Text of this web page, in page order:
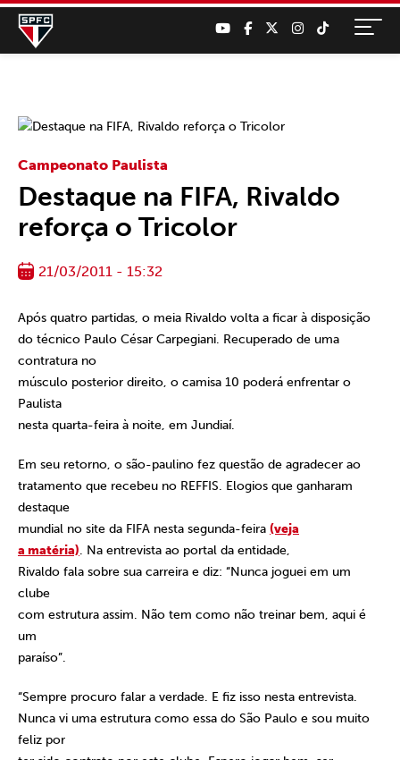
Campeonato Paulista
Destaque na FIFA, Rivaldo
reforça o Tricolor
21/03/2011 - 15:32
Após quatro partidas, o meia Rivaldo volta a ficar à disposição
do técnico Paulo César Carpegiani. Recuperado de uma
contratura no
músculo posterior direito, o camisa 10 poderá enfrentar o
Paulista
nesta quarta-feira à noite, em Jundiaí.
Em seu retorno, o são-paulino fez questão de agradecer ao
tratamento que recebeu no REFFIS. Elogios que ganharam
destaque
mundial no site da FIFA nesta segunda-feira (veja
a matéria). Na entrevista ao portal da entidade,
Rivaldo fala sobre sua carreira e diz: “Nunca joguei em um
clube
com estrutura assim. Não tem como não treinar bem, aqui é
um
paraíso”.
“Sempre procuro falar a verdade. E fiz isso nesta entrevista.
Nunca vi uma estrutura como essa do São Paulo e sou muito
feliz por